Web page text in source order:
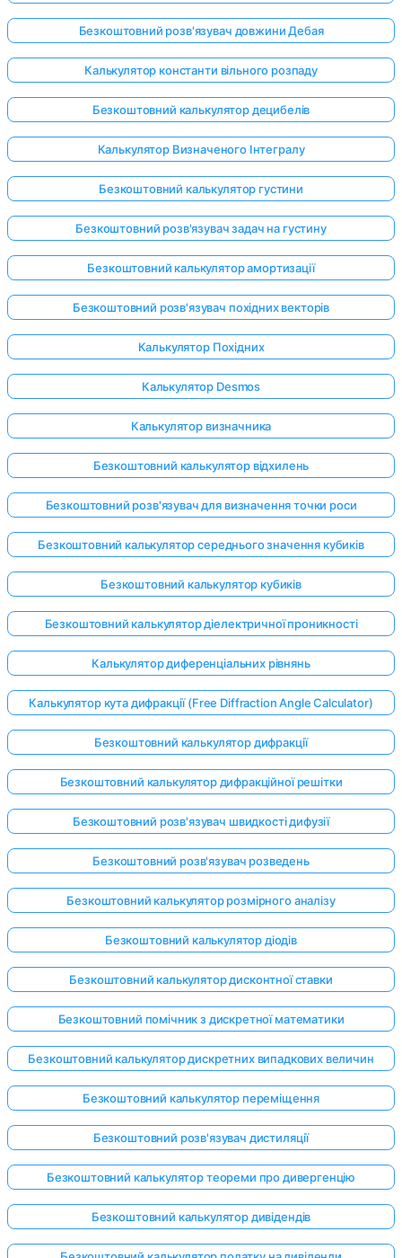
Увійдіть
Безкоштовний розв'язувач довжини Дебая
Калькулятор константи вільного розпаду
Безкоштовний калькулятор децибелів
Калькулятор Визначеного Інтегралу
Безкоштовний калькулятор густини
Безкоштовний розв'язувач задач на густину
Безкоштовний калькулятор амортизації
Безкоштовний розв'язувач похідних векторів
Калькулятор Похідних
Калькулятор Desmos
Калькулятор визначника
Безкоштовний калькулятор відхилень
Безкоштовний розв'язувач для визначення точки роси
Безкоштовний калькулятор середнього значення кубиків
Безкоштовний калькулятор кубиків
Безкоштовний калькулятор діелектричної проникності
Калькулятор диференціальних рівнянь
Калькулятор кута дифракції (Free Diffraction Angle Calculator)
Безкоштовний калькулятор дифракції
Безкоштовний калькулятор дифракційної решітки
Безкоштовний розв'язувач швидкості дифузії
Безкоштовний розв'язувач розведень
Безкоштовний калькулятор розмірного аналізу
Безкоштовний калькулятор діодів
Безкоштовний калькулятор дисконтної ставки
Безкоштовний помічник з дискретної математики
Безкоштовний калькулятор дискретних випадкових величин
Безкоштовний калькулятор переміщення
Безкоштовний розв'язувач дистиляції
Безкоштовний калькулятор теореми про дивергенцію
Безкоштовний калькулятор дивідендів